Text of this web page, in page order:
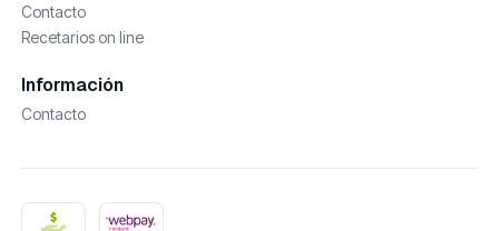
Contacto
Recetarios on line
Información
Contacto